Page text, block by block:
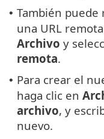
• También puede
una URL
Archivo y
remota.
• Para crear el
haga clic en
archivo, y
nuevo.